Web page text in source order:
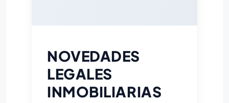
NOVEDADES
LEGALES
INMOBILIARIAS